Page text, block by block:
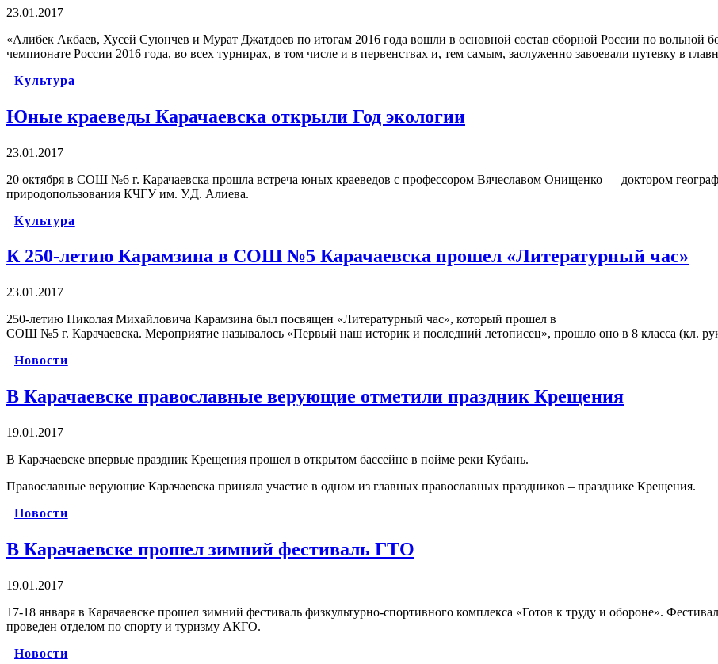
23.01.2017
«Алибек Акбаев, Хусей Суюнчев и Мурат Джатдоев по итогам 2016 года вошли в основной состав сборной России по вольной
чемпионате России 2016 года, во всех турнирах, в том числе и в первенствах и, тем самым, заслуженно завоевали путевку в
Культура
Юные краеведы Карачаевска открыли Год экологии
23.01.2017
20 октября в СОШ №6 г. Карачаевска прошла встреча юных краеведов с профессором Вячеславом Онищенко — доктором
природопользования КЧГУ им. У.Д. Алиева.
Культура
К 250-летию Карамзина в СОШ №5 Карачаевска прошел «Литературный час»
23.01.2017
250-летию Николая Михайловича Карамзина был посвящен «Литературный час», который прошел в
СОШ №5 г. Карачаевска. Мероприятие называлось «Первый наш историк и последний летописец», прошло оно в 8 класса (кл.
Новости
В Карачаевске православные верующие отметили праздник Крещения
19.01.2017
В Карачаевске впервые праздник Крещения прошел в открытом бассейне в пойме реки Кубань.
Православные верующие Карачаевска приняла участие в одном из главных православных праздников – празднике Крещения.
Новости
В Карачаевске прошел зимний фестиваль ГТО
19.01.2017
17-18 января в Карачаевске прошел зимний фестиваль физкультурно-спортивного комплекса «Готов к труду и обороне».
проведен отделом по спорту и туризму АКГО.
Новости